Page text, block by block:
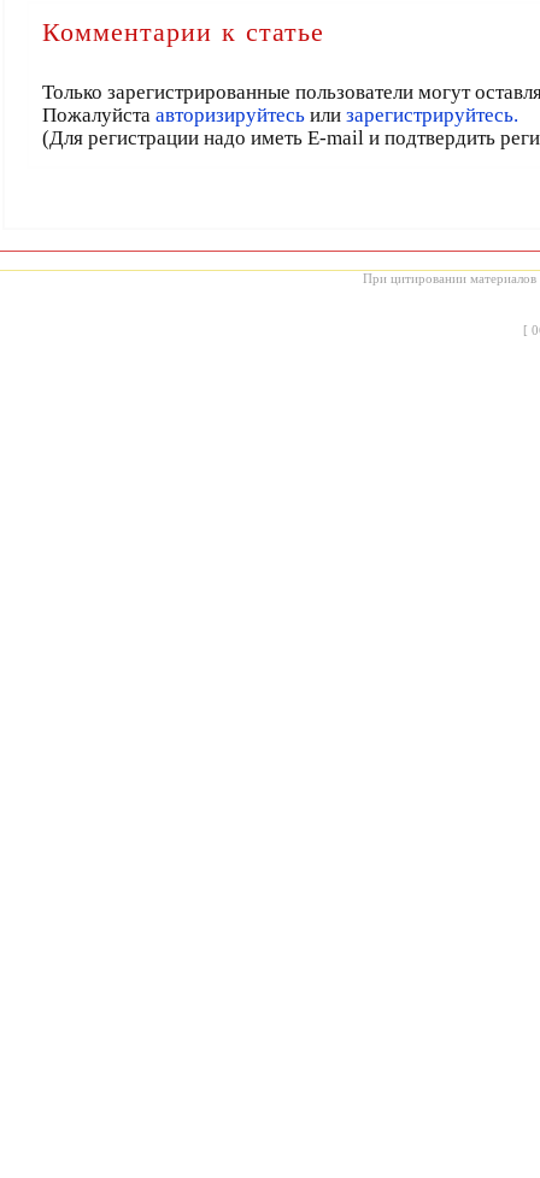
Комментарии к статье
Только зарегистрированные пользователи могут
Пожалуйста авторизируйтесьили зарегистрируйтесь.
(Для регистрации надо иметь E-mail и подтвердить
При цитировании материалов
[